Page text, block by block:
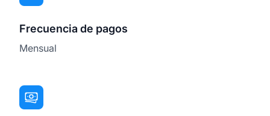
Frecuencia de pagos
Mensual